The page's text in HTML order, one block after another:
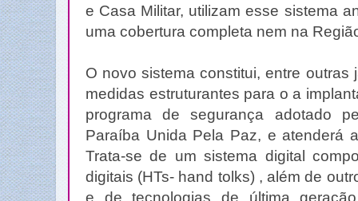
e Casa Militar, utilizam esse sistema
uma cobertura completa nem na
O novo sistema constitui, entre outras
medidas estruturantes para o a
programa de segurança adotado
Paraíba Unida Pela Paz, e atenderá
Trata-se de um sistema digital
digitais (HTs- hand tolks) , além de
e de tecnologias de última